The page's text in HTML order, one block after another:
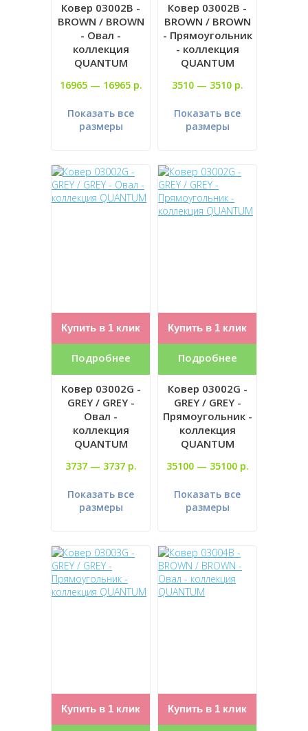
Ковер 03002B -
BROWN / BROWN
- Овал -
коллекция
QUANTUM
16965 — 16965 р.
Показать все
размеры
Ковер 03002B -
BROWN / BROWN
- Прямоугольник
- коллекция
QUANTUM
3510 — 3510 р.
Показать все
размеры
Купить в 1 клик
Подробнее
Ковер 03002G -
GREY / GREY -
Овал -
коллекция
QUANTUM
3737 — 3737 р.
Показать все
размеры
Купить в 1 клик
Подробнее
Ковер 03002G -
GREY / GREY -
Прямоугольник -
коллекция
QUANTUM
35100 — 35100 р.
Показать все
размеры
Купить в 1 клик Купить в 1 клик